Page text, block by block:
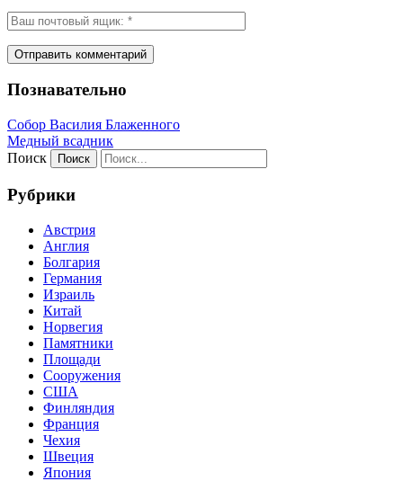
Познавательно
Собор Василия Блаженного
Медный всадник
Поиск
Рубрики
Австрия
Англия
Болгария
Германия
Израиль
Китай
Норвегия
Памятники
Площади
Сооружения
США
Финляндия
Франция
Чехия
Швеция
Япония